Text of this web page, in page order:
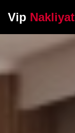
Vip Nakliyat